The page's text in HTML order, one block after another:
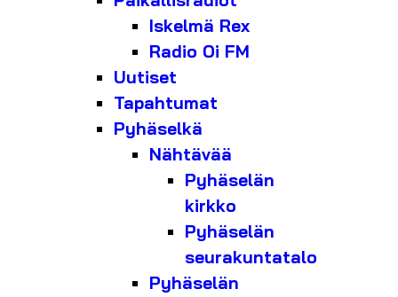
Iskelmä Rex
Radio Oi FM
Uutiset
Tapahtumat
Pyhäselkä
Nähtävää
Pyhäselän
kirkko
Pyhäselän
seurakuntatalo
Pyhäselän